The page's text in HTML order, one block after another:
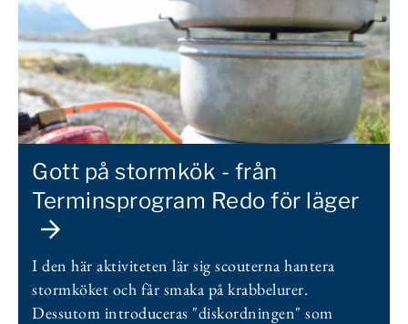
Gott på stormkök - från
Terminsprogram Redo för läger
I den här aktiviteten lär sig scouterna hantera
stormköket och får smaka på krabbelurer.
Dessutom introduceras "diskordningen" som